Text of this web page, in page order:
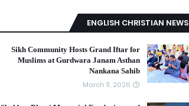
ENGLISH CHRISTIAN NEWS
Sikh Community Hosts Grand Iftar for
Muslims at Gurdwara Janam Asthan
Nankana Sahib
March 11, 2026